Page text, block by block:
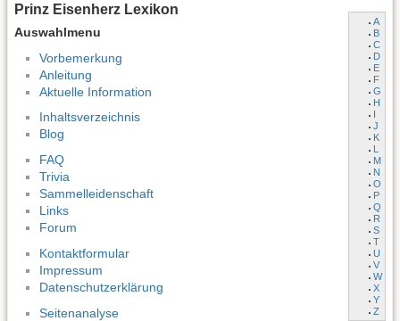
Prinz Eisenherz Lexikon
Auswahlmenu
A
B
C
D
E
F
G
H
I
J
K
L
M
N
O
P
Q
R
S
T
U
V
W
X
Y
Z
Vorbemerkung
Anleitung
Aktuelle Information
Inhaltsverzeichnis
Blog
FAQ
Trivia
Sammelleidenschaft
Links
Forum
Kontaktformular
Impressum
Datenschutzerklärung
Seitenanalyse